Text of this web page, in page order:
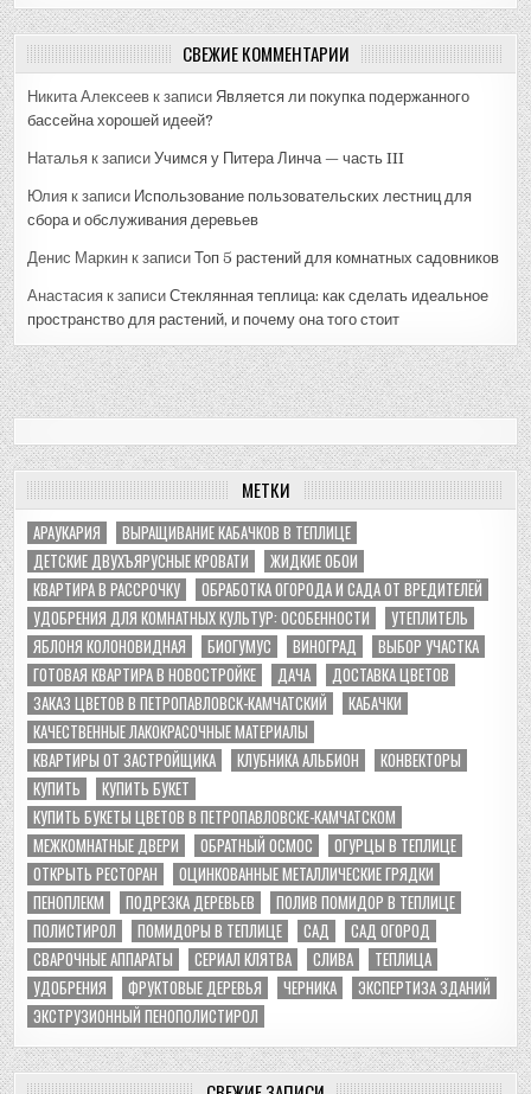
СВЕЖИЕ КОММЕНТАРИИ
Никита Алексеев к записи Является ли покупка подержанного
бассейна хорошей идеей?
Наталья к записиУчимся у Питера Линча — часть III
Юлия к записи Использование пользовательских лестниц для
сбора и обслуживания деревьев
Денис Маркин к записиТоп 5 растений для комнатных садовников
Анастасия к записиСтеклянная теплица: как сделать идеальное
пространство для растений, и почему она того стоит
МЕТКИ
АРАУКАРИЯ
ВЫРАЩИВАНИЕ КАБАЧКОВ В ТЕПЛИЦЕ
ДЕТСКИЕ ДВУХЪЯРУСНЫЕ КРОВАТИ
ЖИДКИЕ ОБОИ
КВАРТИРА В РАССРОЧКУ
ОБРАБОТКА ОГОРОДА И САДА ОТ ВРЕДИТЕЛЕЙ
УДОБРЕНИЯ ДЛЯ КОМНАТНЫХ КУЛЬТУР: ОСОБЕННОСТИ
УТЕПЛИТЕЛЬ
ЯБЛОНЯ КОЛОНОВИДНАЯ
БИОГУМУС ВИНОГРАД
ВЫБОР УЧАСТКА
ГОТОВАЯ КВАРТИРА В НОВОСТРОЙКЕ
ДАЧА
ДОСТАВКА ЦВЕТОВ
ЗАКАЗ ЦВЕТОВ В ПЕТРОПАВЛОВСК-КАМЧАТСКИЙ
КАБАЧКИ
КАЧЕСТВЕННЫЕ ЛАКОКРАСОЧНЫЕ МАТЕРИАЛЫ
КВАРТИРЫ ОТ ЗАСТРОЙЩИКА
КЛУБНИКА АЛЬБИОН
КОНВЕКТОРЫ
КУПИТЬ
КУПИТЬ БУКЕТ
КУПИТЬ БУКЕТЫ ЦВЕТОВ В ПЕТРОПАВЛОВСКЕ-КАМЧАТСКОМ
МЕЖКОМНАТНЫЕ ДВЕРИ
ОБРАТНЫЙ ОСМОС
ОГУРЦЫ В ТЕПЛИЦЕ
ОТКРЫТЬ РЕСТОРАН
ОЦИНКОВАННЫЕ МЕТАЛЛИЧЕСКИЕ ГРЯДКИ
ПЕНОПЛЕКМ
ПОДРЕЗКА ДЕРЕВЬЕВ
ПОЛИВ ПОМИДОР В ТЕПЛИЦЕ
ПОЛИСТИРОЛ
ПОМИДОРЫ В ТЕПЛИЦЕ САД
САД ОГОРОД
СВАРОЧНЫЕ АППАРАТЫ
СЕРИАЛ КЛЯТВА СЛИВА
ТЕПЛИЦА
УДОБРЕНИЯ
ФРУКТОВЫЕ ДЕРЕВЬЯ ЧЕРНИКА
ЭКСПЕРТИЗА ЗДАНИЙ
ЭКСТРУЗИОННЫЙ ПЕНОПОЛИСТИРОЛ